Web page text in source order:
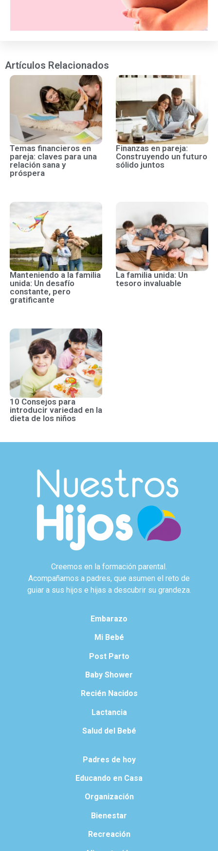
Artículos Relacionados
Temas financieros en
pareja: claves para una
relación sana y
próspera
Finanzas en pareja:
Construyendo un futuro
sólido juntos
Manteniendo a la familia
unida: Un desafío
constante, pero
gratificante
La familia unida: Un
tesoro invaluable
10 Consejos para
introducir variedad en la
dieta de los niños
Creemos en la formación parental.
Acompañamos a padres, que asumen el reto de
guiar a sus hijos e hijas a descubrir su grandeza.
Embarazo
Mi Bebé
Post Parto
Baby Shower
Recién Nacidos
Lactancia
Salud del Bebé
Padres de hoy
Educando en Casa
Organización
Bienestar
Recreación